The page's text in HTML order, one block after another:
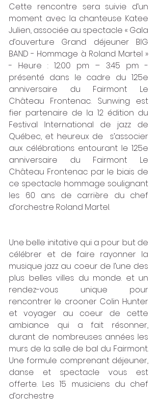
Cette rencontre sera suivie d’un
moment avec la chanteuse Katee
Julien, associée au spectacle « Gala
d’ouverture Grand déjeuner BIG
BAND - Hommage à Roland Martel »
- Heure : 12:00 pm – 3:45 pm -
présenté dans le cadre du 125e
anniversaire du Fairmont Le
Château Frontenac. Sunwing est
fier partenaire de la 12 édition du
Festival International de jazz de
Québec, et heureux de  s’associer
aux célébrations entourant le 125e
anniversaire du Fairmont Le
Château Frontenac par le biais de
ce spectacle hommage soulignant
les 60 ans de carrière du chef
d’orchestre Roland Martel.
Une belle initative qui a pour but de
célébrer et de faire rayonner la
musique jazz au coeur de l’une des
plus belles villes du monde. et un
rendez-vous unique pour
rencontrer le crooner Colin Hunter
et voyager au coeur de cette
ambiance qui a fait résonner,
durant de nombreuses années les
murs de la salle de bal du Fairmont.
Une formule comprenant déjeuner,
danse et spectacle vous est
offerte. Les 15 musiciens du chef
d’orchestre